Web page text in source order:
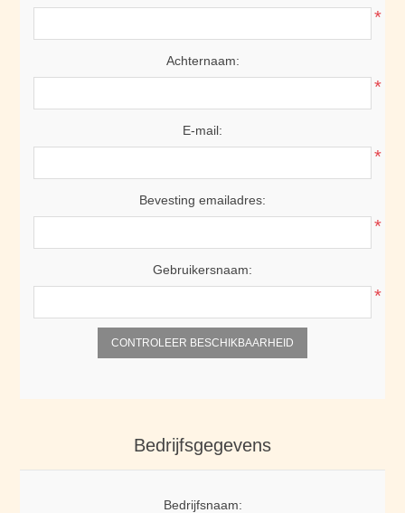
*
Achternaam:
*
E-mail:
*
Bevesting emailadres:
*
Gebruikersnaam:
*
CONTROLEER BESCHIKBAARHEID
Bedrijfsgegevens
Bedrijfsnaam: